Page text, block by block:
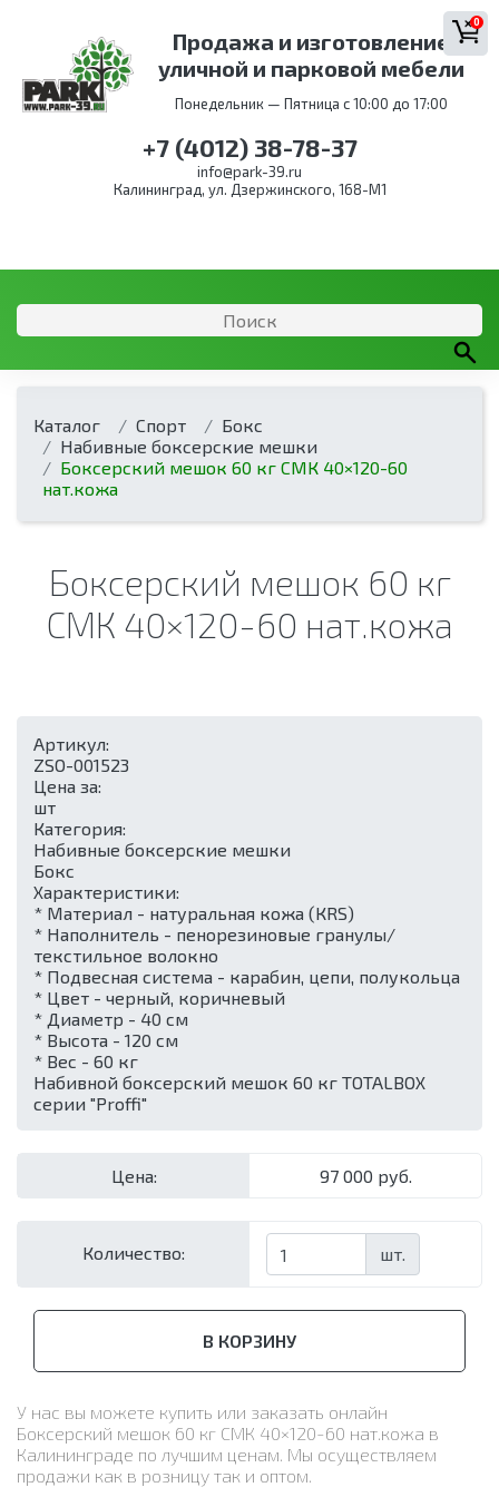
Продажа и изготовление
уличной и парковой мебели
Понедельник — Пятница с 10:00 до 17:00
0
+7 (4012) 38-78-37
info@park-39.ru
Калининград, ул. Дзержинского, 168-М1
Каталог Спорт
Бокс
Набивные боксерские мешки
Боксерский мешок 60 кг СМК 40×120-60
нат.кожа
Боксерский мешок 60 кг
СМК 40×120-60 нат.кожа
Артикул:
ZSO-001523
Цена за:
шт
Категория:
Набивные боксерские мешки
Бокс
Характеристики:
* Материал - натуральная кожа (КRS)
* Наполнитель - пенорезиновые гранулы/
текстильное волокно
* Подвесная система - карабин, цепи, полукольца
* Цвет - черный, коричневый
* Диаметр - 40 см
* Высота - 120 см
* Вес - 60 кг
Набивной боксерский мешок 60 кг TOTALBOX
серии "Proffi"
Цена: 97 000 руб.
Количество: шт.
В КОРЗИНУ
У нас вы можете купить или заказать онлайн
Боксерский мешок 60 кг СМК 40×120-60 нат.кожа в
Калининграде по лучшим ценам. Мы осуществляем
продажи как в розницу так и оптом.